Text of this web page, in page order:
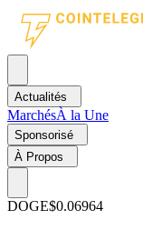
Actualités
MarchésÀ la Une
Sponsorisé
À Propos
DOGE$0.06964